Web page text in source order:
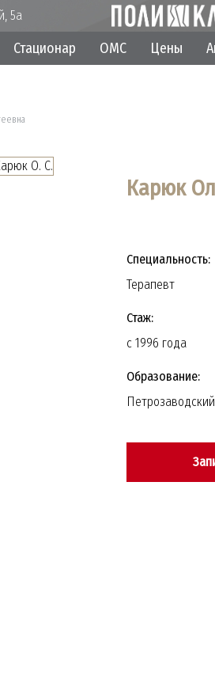
5а
Стационар ОМС Цены
Карюк
Специальность:
Терапевт
Стаж:
с 1996 года
Образование: